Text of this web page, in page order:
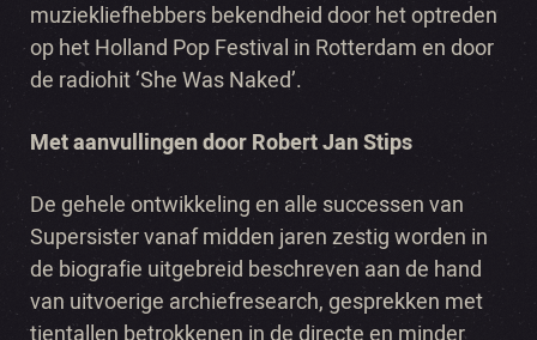
muziekliefhebbers bekendheid door het optreden
op het Holland Pop Festival in Rotterdam en door
de radiohit ‘She Was Naked’.
Met aanvullingen door Robert Jan Stips
De gehele ontwikkeling en alle successen van
Supersister vanaf midden jaren zestig worden in
de biografie uitgebreid beschreven aan de hand
van uitvoerige archiefresearch, gesprekken met